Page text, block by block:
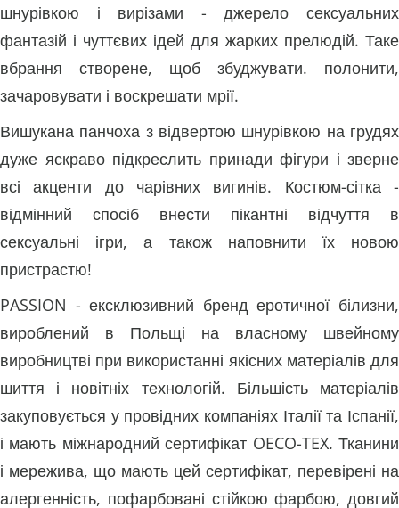
шнурівкою і вирізами - джерело сексуальних
фантазій і чуттєвих ідей для жарких прелюдій. Таке
вбрання створене, щоб збуджувати. полонити,
зачаровувати і воскрешати мрії.
Вишукана панчоха з відвертою шнурівкою на грудях
дуже яскраво підкреслить принади фігури і зверне
всі акценти до чарівних вигинів. Костюм-сітка -
відмінний спосіб внести пікантні відчуття в
сексуальні ігри, а також наповнити їх новою
пристрастю!
PASSION - ексклюзивний бренд еротичної білизни,
вироблений в Польщі на власному швейному
виробництві при використанні якісних матеріалів для
шиття і новітніх технологій. Більшість матеріалів
закуповується у провідних компаніях Італії та Іспанії,
і мають міжнародний сертифікат OECO-TEX. Тканини
і мережива, що мають цей сертифікат, перевірені на
алергенність, пофарбовані стійкою фарбою, довгий